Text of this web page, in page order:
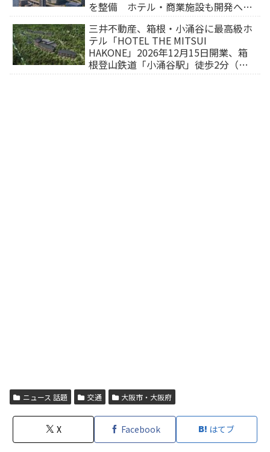
を整備 ホテル・商業施設も開発へ
三井不動産、箱根・小涌谷に最高級ホ
テル「HOTEL THE MITSUI
HAKONE」2026年12月15日開業、箱
根登山鉄道「小涌谷駅」徒歩2分（旅
ニュース 話題 交通 大阪市・大阪府
X Facebook はてブ